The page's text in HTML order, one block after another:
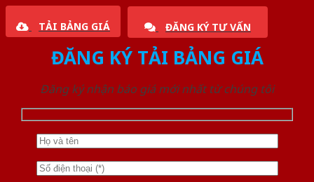
TẢI BẢNG GIÁ ĐĂNG KÝ TƯ VẤN
ĐĂNG KÝ TẢI BẢNG GIÁ
Đăng ký nhận báo giá mới nhất từ chúng tôi